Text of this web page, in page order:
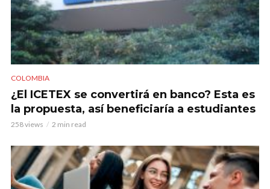
COLOMBIA
¿El ICETEX se convertirá en banco? Esta es
la propuesta, así beneficiaría a estudiantes
258 views 2 min read